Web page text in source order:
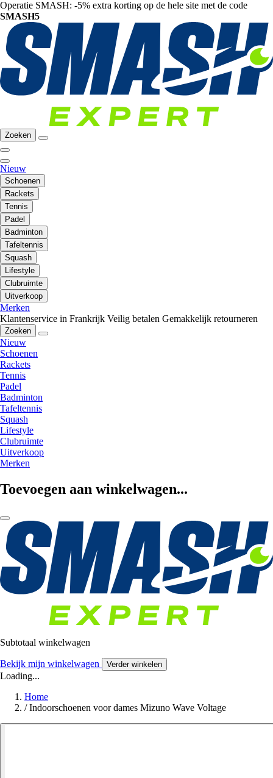
Operatie SMASH: -5% extra korting op de hele site met de code
SMASH5
Zoeken
Nieuw
Schoenen
Rackets
Tennis
Padel
Badminton
Tafeltennis
Squash
Lifestyle
Clubruimte
Uitverkoop
Merken
Klantenservice in Frankrijk Veilig betalen Gemakkelijk retourneren
Zoeken
Nieuw
Schoenen
Rackets
Tennis
Padel
Badminton
Tafeltennis
Squash
Lifestyle
Clubruimte
Uitverkoop
Merken
Toevoegen aan winkelwagen...
Subtotaal winkelwagen
Bekijk mijn winkelwagen Verder winkelen
Loading...
Home
/ Indoorschoenen voor dames Mizuno Wave Voltage